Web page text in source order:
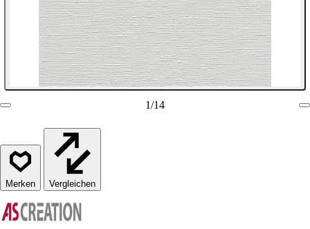
1/14
Vergleichen